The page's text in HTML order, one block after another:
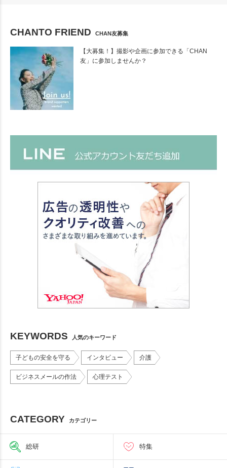
CHANTO FRIEND CHAN友募集
【大募集！】撮影や企画に参加できる「CHAN
友」に参加しませんか？
KEYWORDS 人気のキーワード
子どもの安全を守る インタビュー 介護
ビジネスメールの作法 心理テスト
CATEGORY カテゴリー
総研 特集